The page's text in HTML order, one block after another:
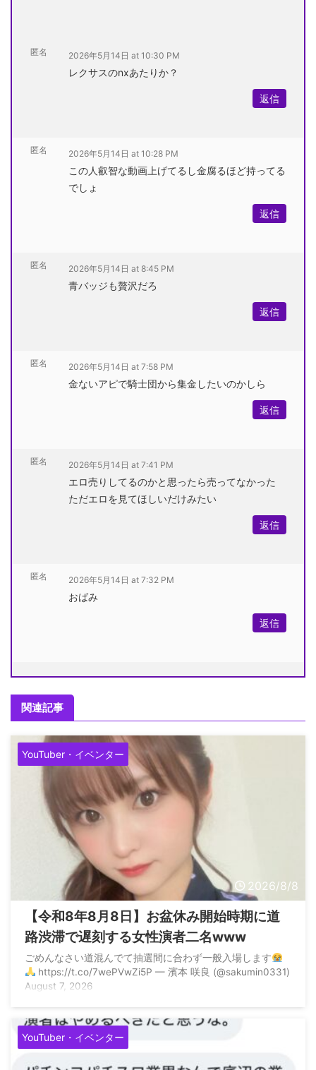
匿名 2026年5月14日 at 10:30 PM
レクサスのnxあたりか？
返信
匿名 2026年5月14日 at 10:28 PM
この人叡智な動画上げてるし金腐るほど持ってる
でしょ
返信
匿名 2026年5月14日 at 8:45 PM
青バッジも贅沢だろ
返信
匿名 2026年5月14日 at 7:58 PM
金ないアピで騎士団から集金したいのかしら
返信
匿名 2026年5月14日 at 7:41 PM
エロ売りしてるのかと思ったら売ってなかった
ただエロを見てほしいだけみたい
返信
匿名 2026年5月14日 at 7:32 PM
おばみ
返信
関連記事
YouTuber・イベンター
2026/8/8
【令和8年8月8日】お盆休み開始時期に道
路渋滞で遅刻する女性演者二名www
ごめんなさい道混んでて抽選間に合わず一般入場します
https://t.co/7wePVwZi5P — 濱本 咲良 (@sakumin0331)
August 7, 2026
YouTuber・イベンター